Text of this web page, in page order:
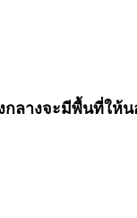
กลางจะมีพื้นที่ให้